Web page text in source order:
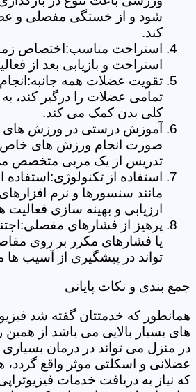
شود و از خستگی مفصلی و
کند.
استراحت مناسب:اختصاص
استراحت و بازیابی بعد از
تقویت عضلات همه
تمامی عضلات را درگیر کند،
کلی بدن کمک می کند.
آموزش درستی در ورزش
صورت انجام ورزش های
تدریس از یک مربی متخصص می
استفاده از تکنولوژی:استفاده
مانند سنسورها و نرم
ارزیابی و بهینه سازی فعالیت
پرهیز از فشارهای
یا فشارهای مکرر بر روی
تواند در پیشگیری از آسیب ها
جمع بندی و نکات پایانی
همانطور که خدمتتان گفته شد
های بسیار بالایی می باشد از همین
در منزل می تواند در درمان بسیاری
عضلانی و اسکلتی موثر واقع
که نیاز به دریافت خدمات